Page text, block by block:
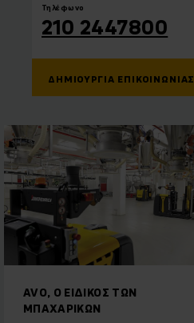
Τηλέφωνο
210 2447800
ΔΗΜΙΟΥΡΓΊΑ ΕΠΙΚΟΙΝΩΝΊΑΣ
AVO, Ο ΕΙΔΙΚΌΣ ΤΩΝ
ΜΠΑΧΑΡΙΚΏΝ